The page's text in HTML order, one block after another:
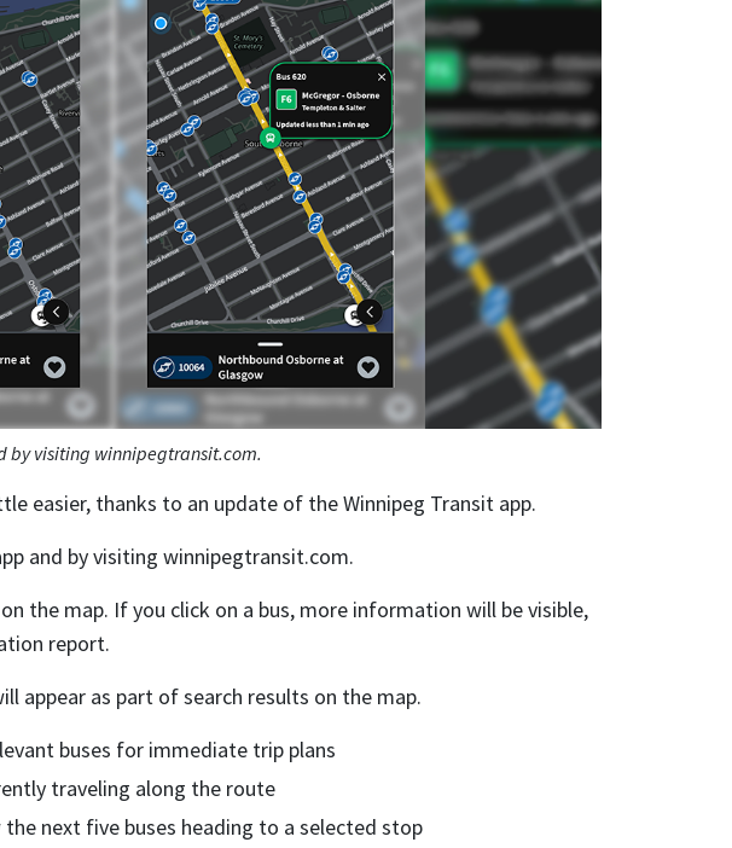
by visiting winnipegtransit.com.
easier, thanks to an update of the Winnipeg Transit app.
and by visiting winnipegtransit.com.
the map. If you click on a bus, more information will be visible,
report.
appear as part of search results on the map.
buses for immediate trip plans
traveling along the route
the next five buses heading to a selected stop